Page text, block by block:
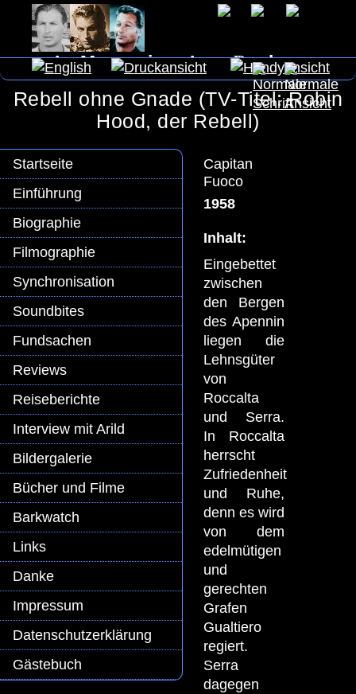
In Memoriam Lex Barker
Rebell ohne Gnade (TV-Titel: Robin
Hood, der Rebell)
Startseite
Einführung
Biographie
Filmographie
Synchronisation
Soundbites
Fundsachen
Reviews
Reiseberichte
Interview mit Arild
Bildergalerie
Bücher und Filme
Barkwatch
Links
Danke
Impressum
Datenschutzerklärung
Gästebuch
Capitan
Fuoco
1958
Inhalt:
Eingebettet
zwischen
den Bergen
des Apennin
liegen die
Lehnsgüter
von
Roccalta
und Serra.
In Roccalta
herrscht
Zufriedenheit
und Ruhe,
denn es wird
von dem
edelmütigen
und
gerechten
Grafen
Gualtiero
regiert.
Serra
dagegen